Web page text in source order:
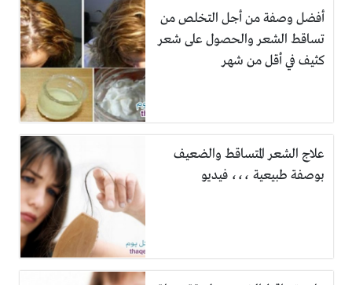
أفضل وصفة من أجل التخلص من
تساقط الشعر والحصول على شعر
كثيف في أقل من شهر
علاج الشعر المتساقط والضعيف
بوصفة طبيعية ،،، فيديو